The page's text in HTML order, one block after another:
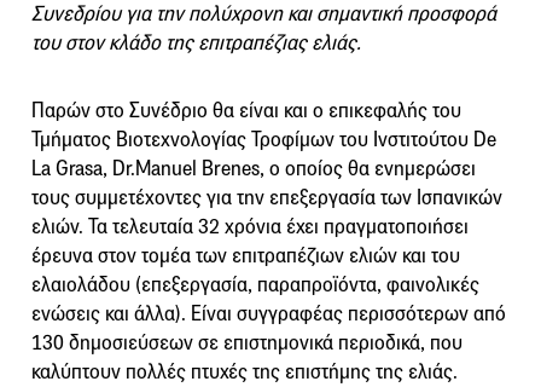
Συνεδρίου για την πολύχρονη και σημαντική προσφορά
του στον κλάδο της επιτραπέζιας ελιάς.
Παρών στο Συνέδριο θα είναι και ο επικεφαλής του
Τμήματος Βιοτεχνολογίας Τροφίμων του Ινστιτούτου De
La Grasa, Dr.Manuel Brenes, ο οποίος θα ενημερώσει
τους συμμετέχοντες για την επεξεργασία των Ισπανικών
ελιών. Τα τελευταία 32 χρόνια έχει πραγματοποιήσει
έρευνα στον τομέα των επιτραπέζιων ελιών και του
ελαιολάδου (επεξεργασία, παραπροϊόντα, φαινολικές
ενώσεις και άλλα). Είναι συγγραφέας περισσότερων από
130 δημοσιεύσεων σε επιστημονικά περιοδικά, που
καλύπτουν πολλές πτυχές της επιστήμης της ελιάς.